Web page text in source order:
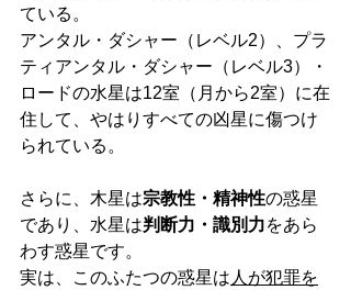
ている。
アンタル・ダシャー（レベル2）、プラ
ティアンタル・ダシャー（レベル3）・
ロードの水星は12室（月から2室）に在
住して、やはりすべての凶星に傷つけ
られている。
さらに、木星は宗教性・精神性の惑星
であり、水星は判断力・識別力をあら
わす惑星です。
実は、このふたつの惑星は 人が犯罪を